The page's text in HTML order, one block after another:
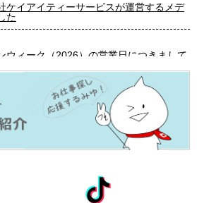
イアイティーサービスが運営するメデ
た
ウィーク（2026）の営業日につきまして
プレミアムウェンズデー』実施のお知ら
FOCUSの運営するメディアで
2026